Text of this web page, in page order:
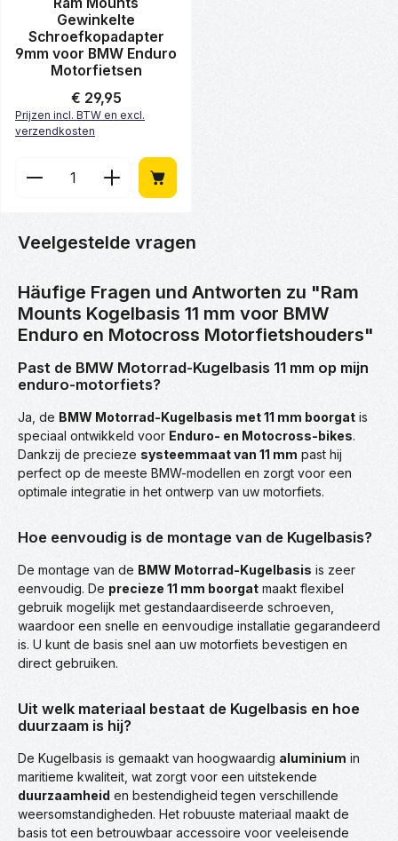
Gewinkelte
Schroefkopadapter
9mm voor BMW Enduro
Motorfietsen
Normale prijs:
€ 29,95
Prijzen incl. BTW en excl.
verzendkosten
Producthoeveelheid: Voer de gewenste
Veelgestelde vragen
Häufige Fragen und Antworten zu "Ram
Mounts Kogelbasis 11 mm voor BMW
Enduro en Motocross Motorfietshouders"
Past de BMW Motorrad-Kugelbasis 11 mm op mijn
enduro-motorfiets?
Ja, de BMW Motorrad-Kugelbasis met 11 mm boorgat is
speciaal ontwikkeld voor Enduro- en Motocross-bikes.
Dankzij de precieze systeemmaat van 11 mm past hij
perfect op de meeste BMW-modellen en zorgt voor een
optimale integratie in het ontwerp van uw motorfiets.
Hoe eenvoudig is de montage van de Kugelbasis?
De montage van de BMW Motorrad-Kugelbasis is zeer
eenvoudig. De precieze 11 mm boorgat maakt flexibel
gebruik mogelijk met gestandaardiseerde schroeven,
waardoor een snelle en eenvoudige installatie gegarandeerd
is. U kunt de basis snel aan uw motorfiets bevestigen en
direct gebruiken.
Uit welk materiaal bestaat de Kugelbasis en hoe
duurzaam is hij?
De Kugelbasis is gemaakt van hoogwaardig aluminium in
maritieme kwaliteit, wat zorgt voor een uitstekende
duurzaamheid en bestendigheid tegen verschillende
weersomstandigheden. Het robuuste materiaal maakt de
basis tot een betrouwbaar accessoire voor veeleisende